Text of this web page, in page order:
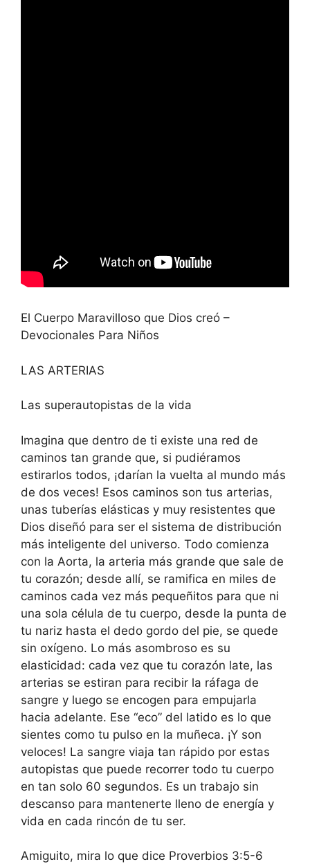
El Cuerpo Maravilloso que Dios creó –
Devocionales Para Niños
LAS ARTERIAS
Las superautopistas de la vida
Imagina que dentro de ti existe una red de
caminos tan grande que, si pudiéramos
estirarlos todos, ¡darían la vuelta al mundo más
de dos veces! Esos caminos son tus arterias,
unas tuberías elásticas y muy resistentes que
Dios diseñó para ser el sistema de distribución
más inteligente del universo. Todo comienza
con la Aorta, la arteria más grande que sale de
tu corazón; desde allí, se ramifica en miles de
caminos cada vez más pequeñitos para que ni
una sola célula de tu cuerpo, desde la punta de
tu nariz hasta el dedo gordo del pie, se quede
sin oxígeno. Lo más asombroso es su
elasticidad: cada vez que tu corazón late, las
arterias se estiran para recibir la ráfaga de
sangre y luego se encogen para empujarla
hacia adelante. Ese “eco” del latido es lo que
sientes como tu pulso en la muñeca. ¡Y son
veloces! La sangre viaja tan rápido por estas
autopistas que puede recorrer todo tu cuerpo
en tan solo 60 segundos. Es un trabajo sin
descanso para mantenerte lleno de energía y
vida en cada rincón de tu ser.
Amiguito, mira lo que dice Proverbios 3:5-6